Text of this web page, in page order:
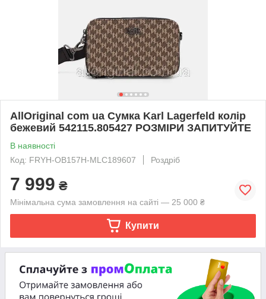
AllOriginal com ua Сумка Karl Lagerfeld колір
бежевий 542115.805427 РОЗМІРИ ЗАПИТУЙТЕ
В наявності
Код: FRYH-OB157H-MLC189607
Роздріб
7 999 ₴
Мінімальна сума замовлення на сайті — 25 000 ₴
Купити